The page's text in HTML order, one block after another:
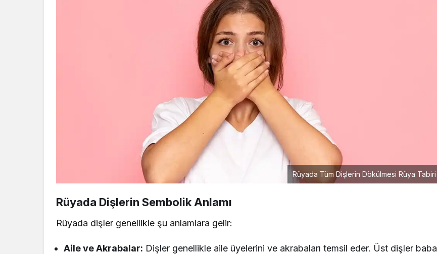
Rüyada Tüm Dişlerin Dökülmesi Rüya Tabiri
Rüyada Dişlerin Sembolik Anlamı
Rüyada dişler genellikle şu anlamlara gelir:
Aile ve Akrabalar: Dişler genellikle aile üyelerini ve akrabaları temsil eder. Üst dişler baba